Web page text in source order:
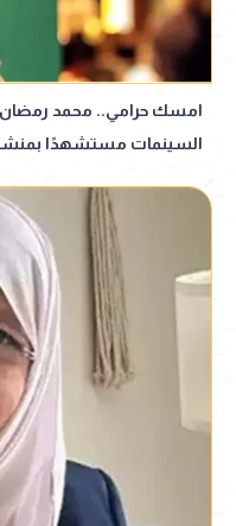
امسك حرامي.. محمد
السينمات مستشهدًا